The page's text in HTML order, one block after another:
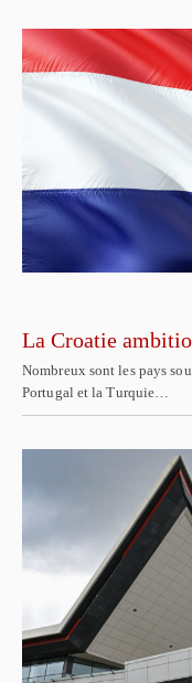
La Croatie
Nombreux sont les pays
Portugal et la Turquie…